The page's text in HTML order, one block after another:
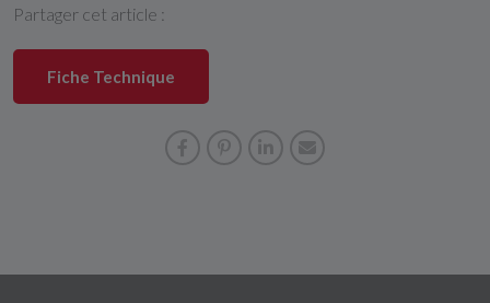
Partager cet article :
Fiche Technique